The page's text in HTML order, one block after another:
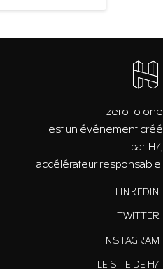
zero to one
est un événement créé
par H7,
accélérateur responsable.
LINKEDIN
TWITTER
INSTAGRAM
LE SITE DE H7